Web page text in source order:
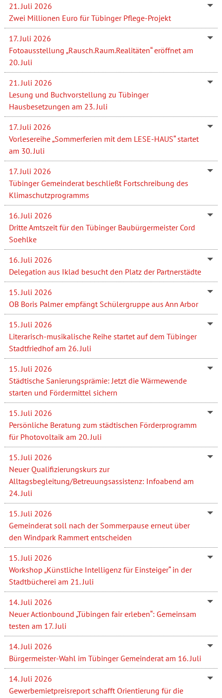
21. Juli 2026
Zwei Millionen Euro für Tübinger Pflege-Projekt
17. Juli 2026
Fotoausstellung „Rausch.Raum.Realitäten“ eröffnet am
20. Juli
21. Juli 2026
Lesung und Buchvorstellung zu Tübinger
Hausbesetzungen am 23. Juli
17. Juli 2026
Vorlesereihe „Sommerferien mit dem LESE-HAUS“ startet
am 30. Juli
17. Juli 2026
Tübinger Gemeinderat beschließt Fortschreibung des
Klimaschutzprogramms
16. Juli 2026
Dritte Amtszeit für den Tübinger Baubürgermeister Cord
Soehlke
16. Juli 2026
Delegation aus Iklad besucht den Platz der Partnerstädte
15. Juli 2026
OB Boris Palmer empfängt Schülergruppe aus Ann Arbor
15. Juli 2026
Literarisch-musikalische Reihe startet auf dem Tübinger
Stadtfriedhof am 26. Juli
15. Juli 2026
Städtische Sanierungsprämie: Jetzt die Wärmewende
starten und Fördermittel sichern
15. Juli 2026
Persönliche Beratung zum städtischen Förderprogramm
für Photovoltaik am 20. Juli
15. Juli 2026
Neuer Qualifizierungskurs zur
Alltagsbegleitung/Betreuungsassistenz: Infoabend am
24. Juli
15. Juli 2026
Gemeinderat soll nach der Sommerpause erneut über
den Windpark Rammert entscheiden
15. Juli 2026
Workshop „Künstliche Intelligenz für Einsteiger“ in der
Stadtbücherei am 21. Juli
14. Juli 2026
Neuer Actionbound „Tübingen fair erleben“: Gemeinsam
testen am 17. Juli
14. Juli 2026
Bürgermeister-Wahl im Tübinger Gemeinderat am 16. Juli
14. Juli 2026
Gewerbemietpreisreport schafft Orientierung für die